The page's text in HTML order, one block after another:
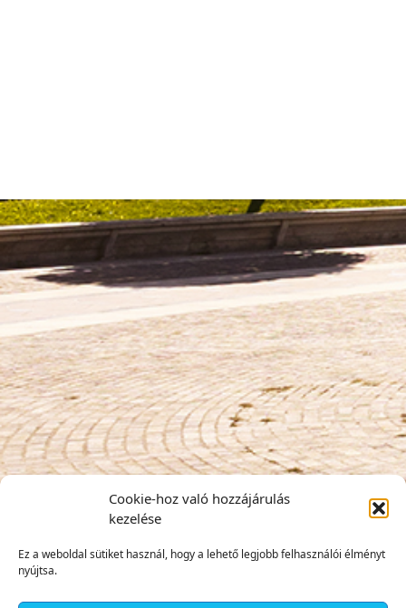
Cookie-hoz való hozzájárulás
kezelése
Ez a weboldal sütiket használ, hogy a lehető legjobb felhasználói élményt
nyújtsa.